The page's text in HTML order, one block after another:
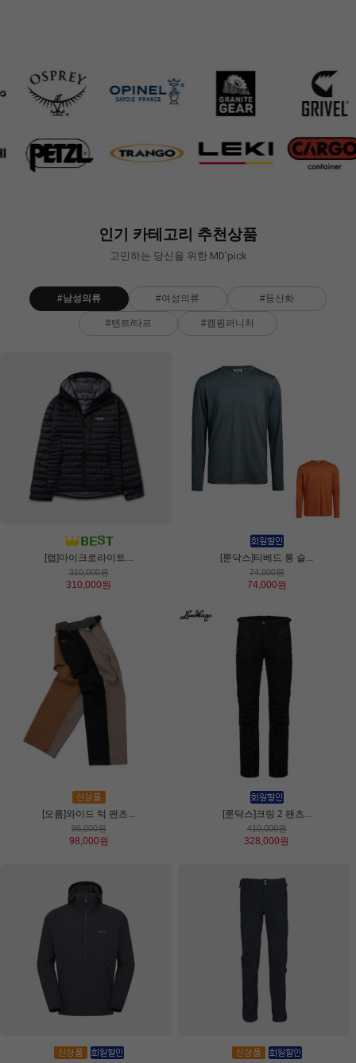
인기 카테고리 추천상품
고민하는 당신을 위한 MD'pick
#남성의류 #여성의류 #등산화
#텐트/타프 #캠핑퍼니처
[랩]마이크로라이트...
310,000원
310,000원
[룬닥스]티베드 롱 슬...
74,000원
74,000원
[오름]와이드 턱 팬츠...
98,000원
98,000원
[룬닥스]크링 2 팬츠...
410,000원
328,000원